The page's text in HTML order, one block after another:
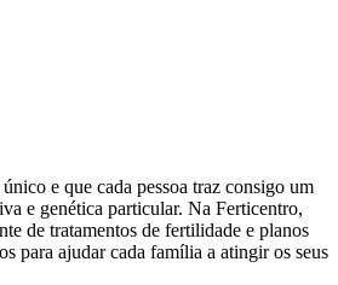
e que cada pessoa traz consigo um
e genética particular. Na Ferticentro,
de tratamentos de fertilidade e planos
para ajudar cada família a atingir os seus